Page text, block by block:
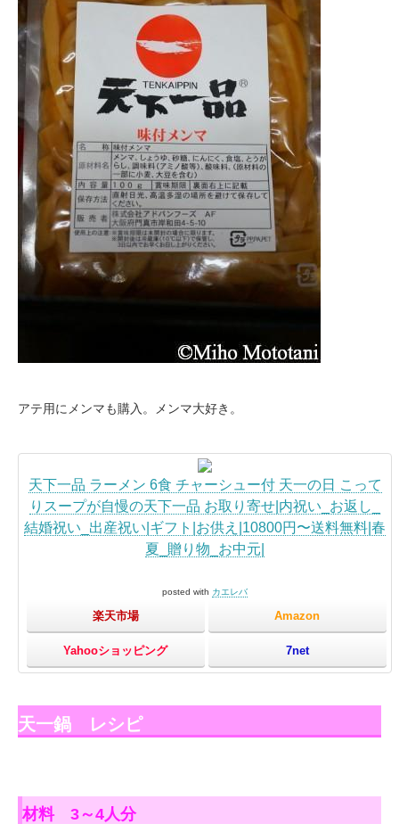
アテ用にメンマも購入。メンマ大好き。
天下一品 ラーメン 6食 チャーシュー付 天一の日 こって
りスープが自慢の天下一品 お取り寄せ|内祝い_お返し_
結婚祝い_出産祝い|ギフト|お供え|10800円〜送料無料|春
夏_贈り物_お中元|
posted with カエレバ
楽天市場 Amazon
Yahooショッピング 7net
天一鍋 レシピ
材料 3～4人分